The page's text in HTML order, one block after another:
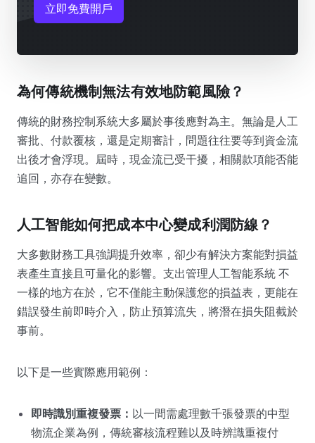
立即免費開戶
為何傳統機制無法有效地防範風險？
傳統的財務控制系統大多屬於事後應對為主。無論是人工
審批、付款覆核，還是定期審計，問題往往要等到資金流
出後才會浮現。屆時，現金流已受干擾，相關款項能否能
追回，亦存在變數。
人工智能如何把成本中心變成利潤防線？
大多數財務工具強調提升效率，卻少有解決方案能對損益
表產生直接且可量化的影響。支出管理人工智能系統 不
一樣的地方在於，它不僅能主動保護您的損益表，更能在
錯誤發生前即時介入，防止預算流失，將潛在損失阻截於
事前。
以下是一些實際應用範例：
即時識別重複發票： 以一間需處理數千張發票的中型
物流企業為例，傳統審核流程難以及時辨識重複付